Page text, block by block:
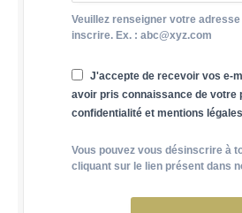
Veuillez renseigner votre
inscrire. Ex. : abc@xyz.com
J'accepte de recevoir vos e-
avoir pris connaissance de votre
confidentialité et mentions
Vous pouvez vous désinscrire à
cliquant sur le lien présent dans